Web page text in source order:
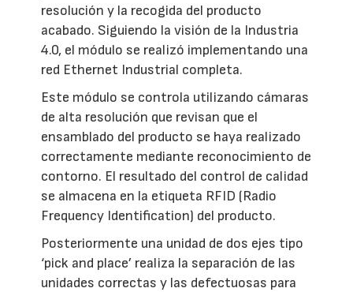
resolución y la recogida del producto
acabado. Siguiendo la visión de la Industria
4.0, el módulo se realizó implementando una
red Ethernet Industrial completa.
Este módulo se controla utilizando cámaras
de alta resolución que revisan que el
ensamblado del producto se haya realizado
correctamente mediante reconocimiento de
contorno. El resultado del control de calidad
se almacena en la etiqueta RFID (Radio
Frequency Identification) del producto.
Posteriormente una unidad de dos ejes tipo
‘pick and place’ realiza la separación de las
unidades correctas y las defectuosas para